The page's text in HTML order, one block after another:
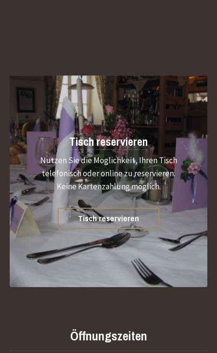
Tisch reservieren
Nutzen Sie die Möglichkeit, Ihren Tisch
telefonisch oder online zu reservieren.
Keine Kartenzahlung möglich.
Tisch reservieren
Öffnungszeiten